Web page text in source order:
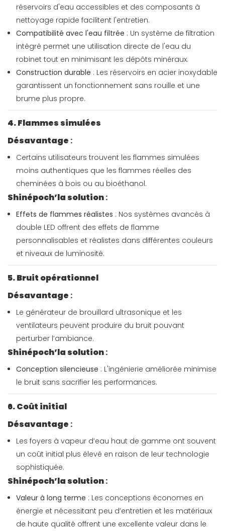
réservoirs d'eau accessibles et des composants à
nettoyage rapide facilitent l'entretien.
Compatibilité avec l'eau filtrée : Un système de filtration
intégré permet une utilisation directe de l'eau du
robinet tout en minimisant les dépôts minéraux.
Construction durable : Les réservoirs en acier inoxydable
garantissent un fonctionnement sans rouille et une
brume plus propre.
4. Flammes simulées
Désavantage :
Certains utilisateurs trouvent les flammes simulées
moins authentiques que les flammes réelles des
cheminées à bois ou au bioéthanol.
Shinépoch’la solution:
Effets de flammes réalistes : Nos systèmes avancés à
double LED offrent des effets de flamme
personnalisables et réalistes dans différentes couleurs
et niveaux de luminosité.
5. Bruit opérationnel
Désavantage :
Le générateur de brouillard ultrasonique et les
ventilateurs peuvent produire du bruit pouvant
perturber l’ambiance.
Shinépoch’la solution:
Conception silencieuse : L'ingénierie améliorée minimise
le bruit sans sacrifier les performances.
6. Coût initial
Désavantage :
Les foyers à vapeur d’eau haut de gamme ont souvent
un coût initial plus élevé en raison de leur technologie
sophistiquée.
Shinépoch’la solution:
Valeur à long terme : Les conceptions économes en
énergie et nécessitant peu d’entretien et les matériaux
de haute qualité offrent une excellente valeur dans le